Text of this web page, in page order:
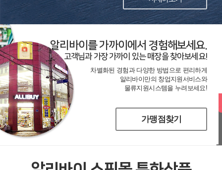
알리바이를 가까이에서 경험해보세요.
고객님과 가장 가까이 있는 매장을 찾아보세요!
차별화된 경험과 다양한 방법으로 편리하게
알리바이만의 창업지원서비스와
물류지원시스템을 누려보세요!
가맹점찾기